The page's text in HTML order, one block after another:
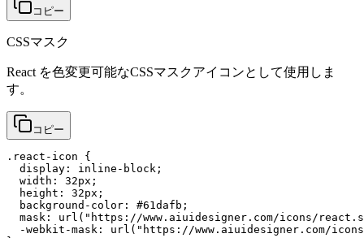
コピー
CSSマスク
React を色変更可能なCSSマスクアイコンとして使用しま
す。
コピー
.react-icon {
  display: inline-block;
  width: 32px;
  height: 32px;
  background-color: #61dafb;
mask: url("https://www.aiuidesigner.com/icons/
-webkit-mask: url("https://www.aiuidesigner.com/